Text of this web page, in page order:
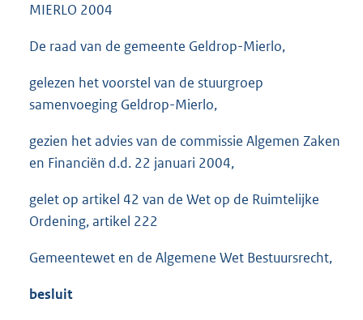
MIERLO 2004
De raad van de gemeente Geldrop-Mierlo,
gelezen het voorstel van de stuurgroep
samenvoeging Geldrop-Mierlo,
gezien het advies van de commissie Algemen Zaken
en Financiën d.d. 22 januari 2004,
gelet op artikel 42 van de Wet op de Ruimtelijke
Ordening, artikel 222
Gemeentewet en de Algemene Wet Bestuursrecht,
besluit